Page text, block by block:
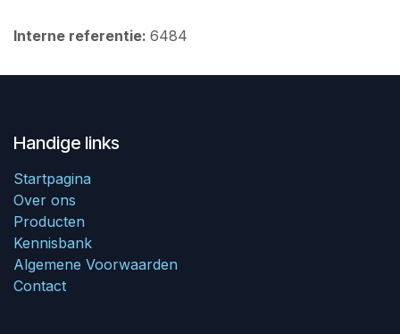
Interne referentie: 6484
Handige links
Startpagina
Over ons
Producten
Kennisbank
Algemene Voorwaarden
Contact